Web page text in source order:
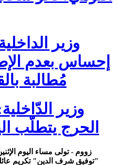
وزير
إحساس بعدم
مُطالبة
وزير
الحرج يتطلّب
"توفيق شرف الدين" تكريم